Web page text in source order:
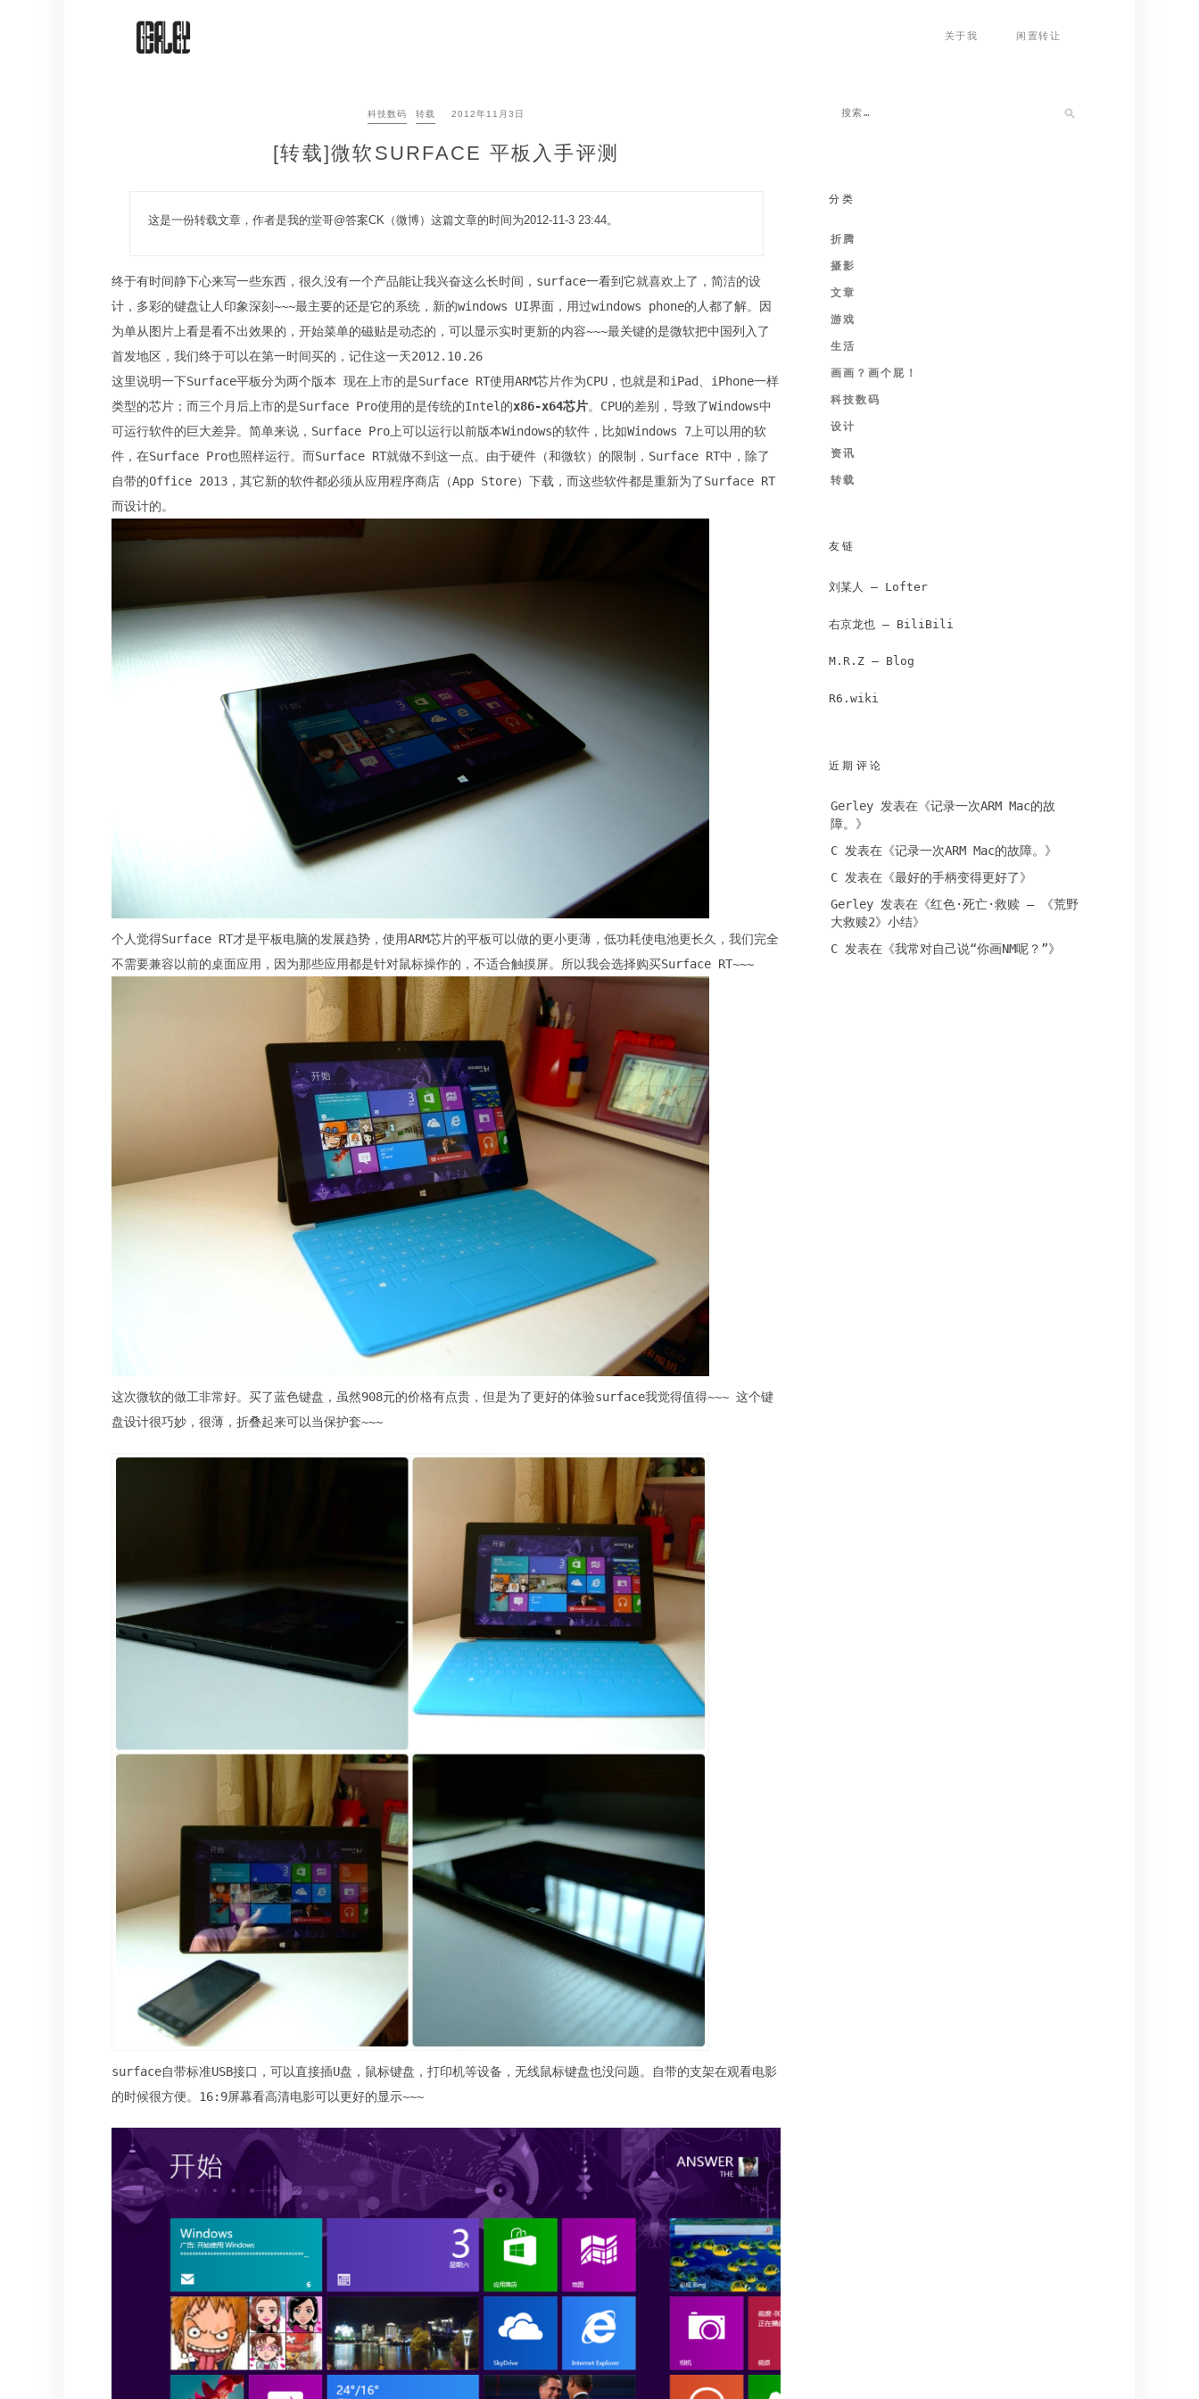
关于我 闲置转让
科技数码 转载 2012年11月3日
[转载]微软SURFACE 平板入手评测
这是一份转载文章，作者是我的堂哥@答案CK（微博）这篇文章的时间为2012-11-3 23:44。
终于有时间静下心来写一些东西，很久没有一个产品能让我兴奋这么长时间，surface一看到它就喜欢上了，简洁的设
计，多彩的键盘让人印象深刻~~~最主要的还是它的系统，新的windows UI界面，用过windows phone的人都了解。因
为单从图片上看是看不出效果的，开始菜单的磁贴是动态的，可以显示实时更新的内容~~~最关键的是微软把中国列入了
首发地区，我们终于可以在第一时间买的，记住这一天2012.10.26
这里说明一下Surface平板分为两个版本 现在上市的是Surface RT使用ARM芯片作为CPU，也就是和iPad、iPhone一样
类型的芯片；而三个月后上市的是Surface Pro使用的是传统的Intel的x86-x64芯片。CPU的差别，导致了Windows中
可运行软件的巨大差异。简单来说，Surface Pro上可以运行以前版本Windows的软件，比如Windows 7上可以用的软
件，在Surface Pro也照样运行。而Surface RT就做不到这一点。由于硬件（和微软）的限制，Surface RT中，除了
自带的Office 2013，其它新的软件都必须从应用程序商店（App Store）下载，而这些软件都是重新为了Surface RT
而设计的。
个人觉得Surface RT才是平板电脑的发展趋势，使用ARM芯片的平板可以做的更小更薄，低功耗使电池更长久，我们完全
不需要兼容以前的桌面应用，因为那些应用都是针对鼠标操作的，不适合触摸屏。所以我会选择购买Surface RT~~~
这次微软的做工非常好。买了蓝色键盘，虽然908元的价格有点贵，但是为了更好的体验surface我觉得值得~~~ 这个键
盘设计很巧妙，很薄，折叠起来可以当保护套~~~
surface自带标准USB接口，可以直接插U盘，鼠标键盘，打印机等设备，无线鼠标键盘也没问题。自带的支架在观看电影
的时候很方便。16:9屏幕看高清电影可以更好的显示~~~
分类
折腾
摄影
文章
游戏
生活
画画？画个屁！
科技数码
设计
资讯
转载
友链
刘某人 – Lofter
右京龙也 – BiliBili
M.R.Z – Blog
R6.wiki
近期评论
Gerley 发表在《记录一次ARM Mac的故
障。 》
C 发表在《记录一次ARM Mac的故障。 》
C 发表在《最好的手柄变得更好了》
Gerley 发表在《红色·死亡·救赎 – 《荒野
大救赎2》小结》
C 发表在《我常对自己说“你画NM呢？”》